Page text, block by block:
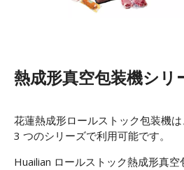
熱成形真空包装機シリ
花蓮熱成形ロールストック包装機
3 つのシリーズで利用可能です。
Huailian ロールストック熱成形真